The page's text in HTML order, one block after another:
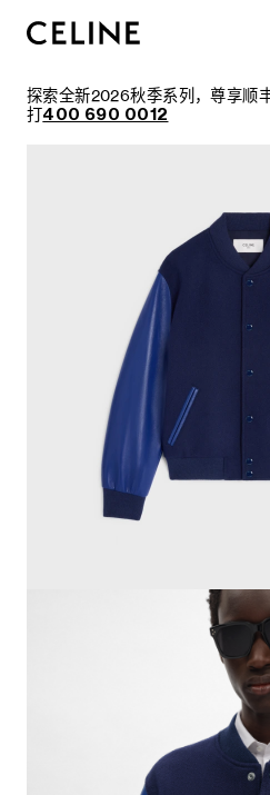
探索全新2026秋季系列，尊享顺
打400 690 0012